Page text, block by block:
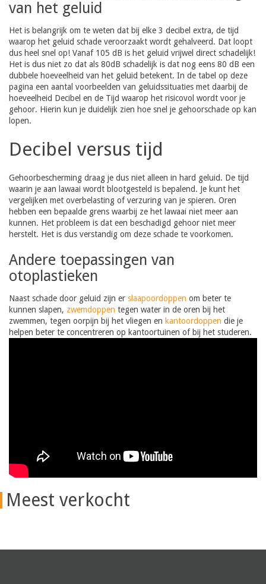
van het geluid
Het is belangrijk om te weten dat bij elke 3 decibel extra, de tijd
waarop het geluid schade veroorzaakt wordt gehalveerd. Dat loopt
dus heel snel op! Vanaf 105 dB is het geluid vrijwel direct schadelijk!
Het is dus niet zo dat als 80dB schadelijk is dat nog eens 80 dB een
dubbele hoeveelheid van het geluid betekent. In de tabel op deze
pagina een aantal voorbeelden van geluidssituaties met daarbij de
hoeveelheid Decibel en de Tijd waarop het risicovol wordt voor je
gehoor. Hierin kun je duidelijk zien hoe snel je gehoorschade op kan
lopen.
Decibel versus tijd
Gehoorbescherming draag je dus niet alleen in hard geluid. De tijd
waarin je aan lawaai wordt blootgesteld is bepalend. Je kunt het
vergelijken met overbelasting of verzuring van je spieren. Oren
hebben een bepaalde grens waarbij ze het lawaai niet meer aan
kunnen. Het probleem is dat een beschadigd gehoor niet meer
herstelt. Het is dus verstandig om deze schade te voorkomen.
Andere toepassingen van
otoplastieken
Naast schade door geluid zijn er slaapoordoppen om beter te
kunnen slapen, zwemdoppen tegen water in de oren bij het
zwemmen, tegen oorpijn bij het vliegen en kantoordoppen die je
helpen beter te concentreren op kantoortuinen of bij het studeren.
Meest verkocht